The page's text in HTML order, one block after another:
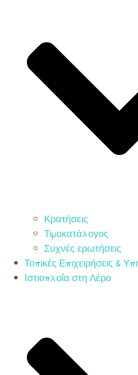
Κρατήσεις
Τιμοκατάλογος
Συχνές ερωτήσεις
Τοπικές Επιχειρήσεις &
Ιστιοπλοΐα στη Λέρο